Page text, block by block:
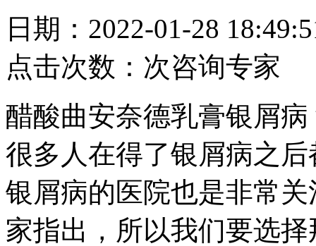
日期：2022-01-28
点击次数： 次咨询专家
醋酸曲安奈德乳膏银屑
很多人在得了银屑病之
银屑病的医院也是非常关
家指出，所以我们要选